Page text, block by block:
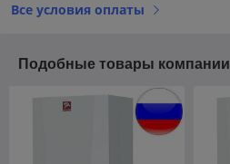
Все условия оплаты
Подобные товары компании